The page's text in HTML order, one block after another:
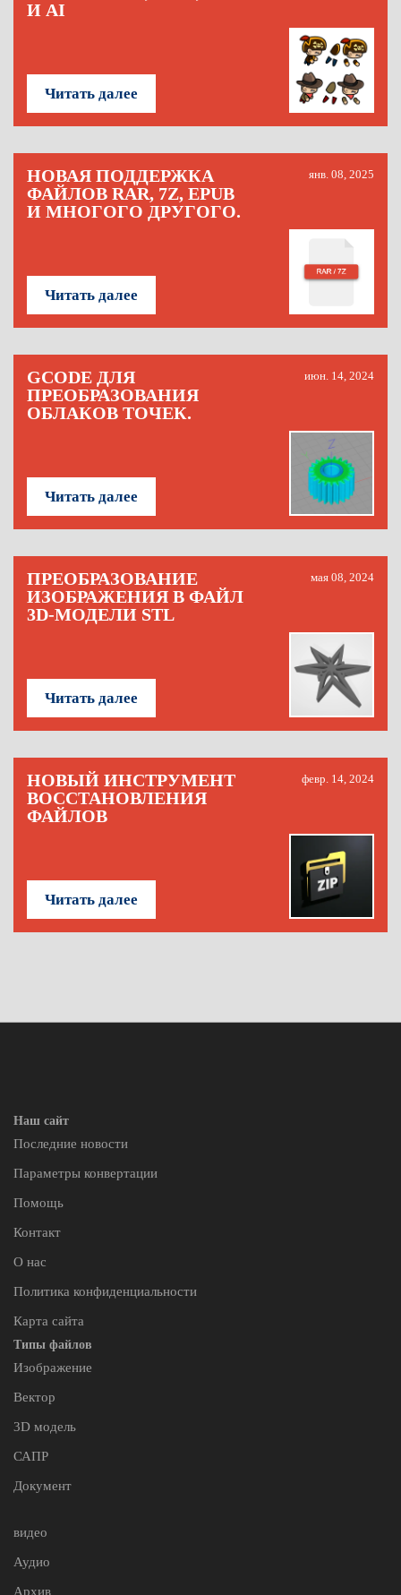
И AI
Читать далее
НОВАЯ ПОДДЕРЖКА
ФАЙЛОВ RAR, 7Z, EPUB
И МНОГОГО ДРУГОГО.
янв. 08, 2025
Читать далее
GCODE ДЛЯ
ПРЕОБРАЗОВАНИЯ
ОБЛАКОВ ТОЧЕК.
июн. 14, 2024
Читать далее
ПРЕОБРАЗОВАНИЕ
ИЗОБРАЖЕНИЯ В ФАЙЛ
3D-МОДЕЛИ STL
мая 08, 2024
Читать далее
НОВЫЙ ИНСТРУМЕНТ
ВОССТАНОВЛЕНИЯ
ФАЙЛОВ
февр. 14, 2024
Читать далее
Наш сайт
Последние новости
Параметры конвертации
Помощь
Контакт
О нас
Политика конфиденциальности
Карта сайта
Типы файлов
Изображение
Вектор
3D модель
САПР
Документ
видео
Аудио
Архив